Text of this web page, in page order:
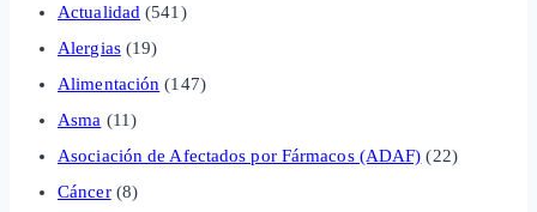
Actualidad (541)
Alergias(19)
Alimentación (147)
Asma (11)
Asociación de Afectados por Fármacos (ADAF) (22)
Cáncer(8)